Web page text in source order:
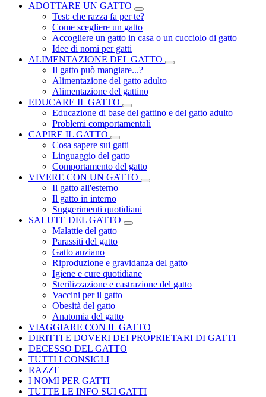
ADOTTARE UN GATTO
Test: che razza fa per te?
Come scegliere un gatto
Accogliere un gatto in casa o un cucciolo di gatto
Idee di nomi per gatti
ALIMENTAZIONE DEL GATTO
Il gatto può mangiare...?
Alimentazione del gatto adulto
Alimentazione del gattino
EDUCARE IL GATTO
Educazione di base del gattino e del gatto adulto
Problemi comportamentali
CAPIRE IL GATTO
Cosa sapere sui gatti
Linguaggio del gatto
Comportamento del gatto
VIVERE CON UN GATTO
Il gatto all'esterno
Il gatto in interno
Suggerimenti quotidiani
SALUTE DEL GATTO
Malattie del gatto
Parassiti del gatto
Gatto anziano
Riproduzione e gravidanza del gatto
Igiene e cure quotidiane
Sterilizzazione e castrazione del gatto
Vaccini per il gatto
Obesità del gatto
Anatomia del gatto
VIAGGIARE CON IL GATTO
DIRITTI E DOVERI DEI PROPRIETARI DI GATTI
DECESSO DEL GATTO
TUTTI I CONSIGLI
RAZZE
I NOMI PER GATTI
TUTTE LE INFO SUI GATTI